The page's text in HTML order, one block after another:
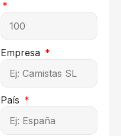
Empresa
País